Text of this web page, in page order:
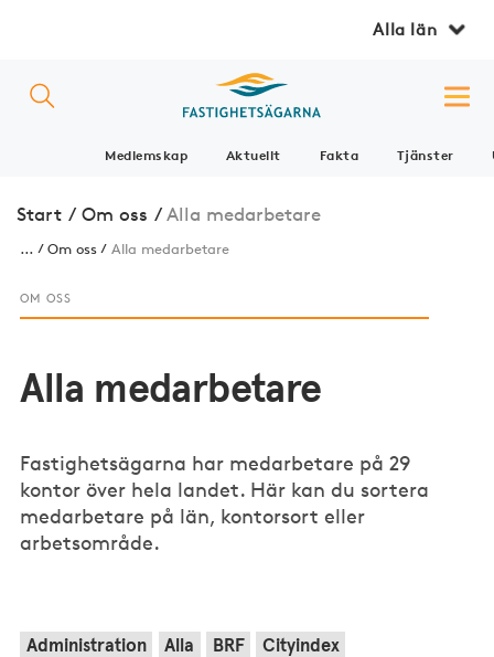
Alla län
Medlemskap Aktuellt Fakta Tjänster
Start / Om oss / Alla medarbetare
... Om oss Alla medarbetare
OM OSS
Alla medarbetare
Fastighetsägarna har medarbetare på 29
kontor över hela landet. Här kan du sortera
medarbetare på län, kontorsort eller
arbetsområde.
Administration Alla BRF Cityindex